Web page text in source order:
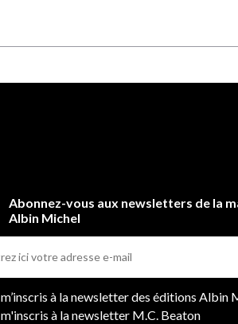
Abonnez-vous aux newsletters de la
Albin Michel
m’inscris à la newsletter des éditions Albin
m'inscris à la newsletter M.C. Beaton